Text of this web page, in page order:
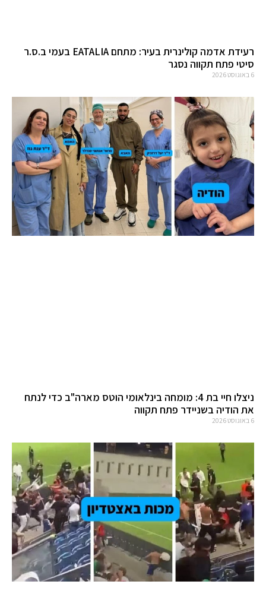
רעידת אדמה קולינרית בעיר: מתחם EATALIA בעמי ב.ס.ר
סיטי פתח תקווה נסגר
6 באוגוסט 2026
ניצלו חיי בת 4: מומחה בינלאומי הוטס מארה"ב כדי לנתח
את הודיה בשניידר פתח תקווה
6 באוגוסט 2026